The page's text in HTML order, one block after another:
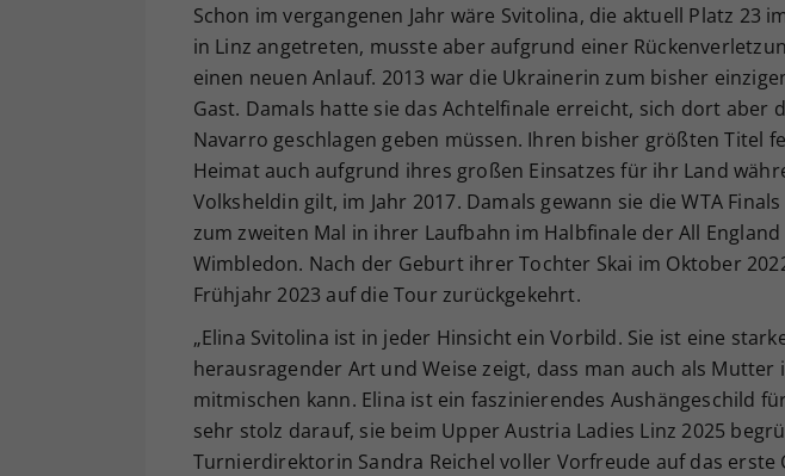
Schon im vergangenen Jahr wäre Svitolina, die aktuell Platz 23
in Linz angetreten, musste aber aufgrund einer
einen neuen Anlauf. 2013 war die Ukrainerin zum bisher
Gast. Damals hatte sie das Achtelfinale erreicht, sich dort aber
Navarro geschlagen geben müssen. Ihren bisher größten Titel
Heimat auch aufgrund ihres großen Einsatzes für ihr Land
Volksheldin gilt, im Jahr 2017. Damals gewann sie die WTA
zum zweiten Mal in ihrer Laufbahn im Halbfinale der All
Wimbledon. Nach der Geburt ihrer Tochter Skai im Oktober
Frühjahr 2023 auf die Tour zurückgekehrt.
„Elina Svitolina ist in jeder Hinsicht ein Vorbild. Sie ist eine
herausragender Art und Weise zeigt, dass man auch als Mutter
mitmischen kann. Elina ist ein faszinierendes Aushängeschild
sehr stolz darauf, sie beim Upper Austria Ladies Linz 2025
Turnierdirektorin Sandra Reichel voller Vorfreude auf das erste